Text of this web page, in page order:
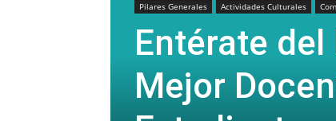
Pilares Generales Actividades Culturales
Entérate
Mejor